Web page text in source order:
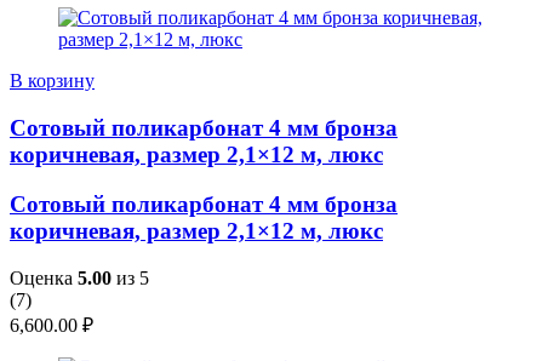
В корзину
Сотовый поликарбонат 4 мм бронза
коричневая, размер 2,1×12 м, люкс
Сотовый поликарбонат 4 мм бронза
коричневая, размер 2,1×12 м, люкс
Оценка 5.00 из 5
(7)
6,600.00 ₽